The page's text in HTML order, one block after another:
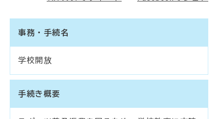
事務・手続名
学校開放
手続き概要